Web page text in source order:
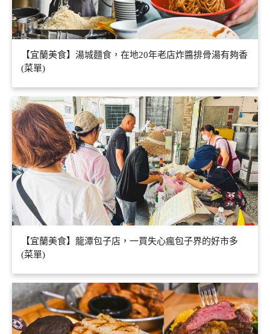
【宜蘭美食】湯城麵食，在地20年老店炸醬排骨湯有夠香
(菜單)
【宜蘭美食】龍潭包子店，一買失心瘋包子界的好市多
(菜單)